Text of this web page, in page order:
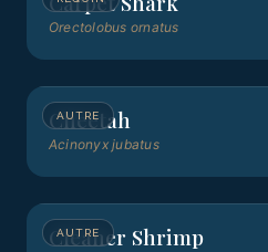
Orectolobus ornatus
AUTRE
Cheetah
Acinonyx jubatus
AUTRE
Cleaner Shrimp